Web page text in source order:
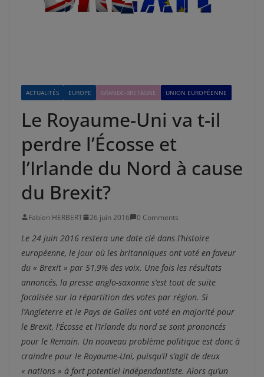
ACTUALITÉS EUROPE GRANDE-BRETAGNE UNION EUROPÉENNE
Le Royaume-Uni va t-il
perdre l’Écosse et
l’Irlande du Nord à cause
du Brexit?
Fabien HERBERT 26 juin 2016 0 Comments
Le 24 juin 2016 restera une date clé dans l’histoire
européenne, le jour où les britanniques ont voté en faveur
du « Brexit » par 51,9% des voix. Une fois les résultats
annoncés, la presse anglo-saxonne s’est tout de suite
focalisée sur la répartition des votes par région. Si
l’Angleterre et le Pays de Galles ont voté en majorité pour
le Brexit, l’Écosse et l’Irlande du nord se sont prononcés
pour le Remain. Un nouveau problème politique est donc à
craindre pour le Royaume-Uni, puisqu’il s’agit de deux
« nations » à fort potentiel indépendantiste. Alors qu’un